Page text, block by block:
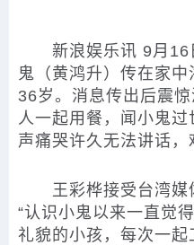
新浪娱乐讯 9月16
鬼（黄鸿升）传在家
36岁。消息传出后震
人一起用餐，闻小鬼
声痛哭许久无法讲话，
王彩桦接受台湾媒
“认识小鬼以来一直觉
礼貌的小孩，每次一